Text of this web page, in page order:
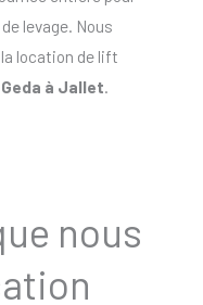
levage. Nous
location de lift
à Jallet.
nous